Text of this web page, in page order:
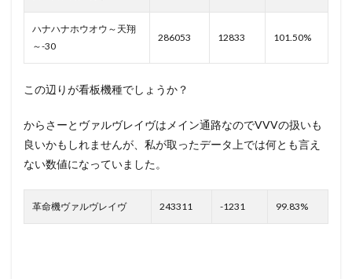
ハナハナホウオウ～天翔
～-30
286053 12833 101.50%
この辺りが看板機種でしょうか？
からさーとヴァルヴレイヴはメイン通路なのでVVVの扱いも
良いかもしれませんが、私が取ったデータ上では何とも言え
ない数値になっていました。
革命機ヴァルヴレイヴ 243311 -1231 99.83%